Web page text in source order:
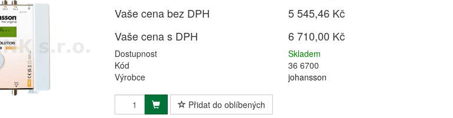
Vaše cena bez DPH
5 545,46 Kč
Vaše cena s DPH
6 710,00 Kč
Dostupnost
Skladem
Kód
36 6700
Výrobce
johansson
Přidat do oblíbených